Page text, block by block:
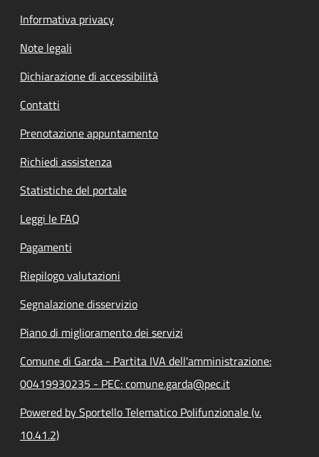
Informativa privacy
Note legali
Dichiarazione di accessibilità
Contatti
Prenotazione appuntamento
Richiedi assistenza
Statistiche del portale
Leggi le FAQ
Pagamenti
Riepilogo valutazioni
Segnalazione disservizio
Piano di miglioramento dei servizi
Comune di Garda - Partita IVA dell'amministrazione:
00419930235 - PEC: comune.garda@pec.it
Powered by Sportello Telematico Polifunzionale (v.
10.41.2)